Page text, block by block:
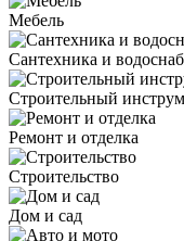
Мебель
Сантехника и
Строительный
Ремонт и отделка
Строительство
Дом и сад